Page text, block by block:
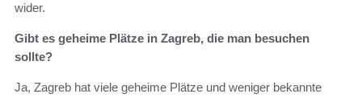
wider.
Gibt es geheime Plätze in Zagreb, die man besuchen
sollte?
Ja, Zagreb hat viele geheime Plätze und weniger bekannte